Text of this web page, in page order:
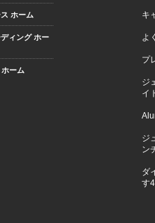
ホーム
ィング ホー
ーム
キ
よ
プ
ジ
イ
ジ
ン
ダ
す